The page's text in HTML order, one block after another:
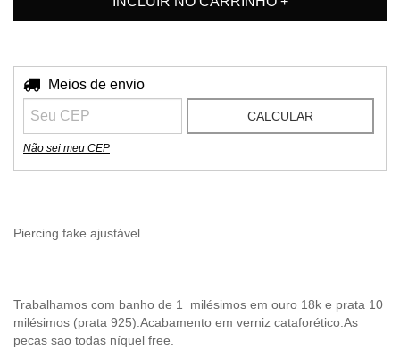
Entregas para o CEP:
Meios de envio
CALCULAR
Não sei meu CEP
Piercing fake ajustável
Trabalhamos com banho de 1 milésimos em ouro 18k e prata 10
milésimos (prata 925).Acabamento em verniz cataforético.As
pecas sao todas níquel free.